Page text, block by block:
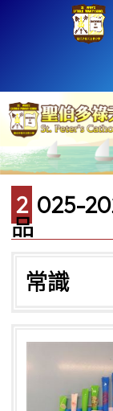
2025-2026年度 五年級常識科作
品
常識